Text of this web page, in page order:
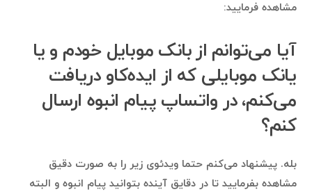
مشاهده فرمایید:
آیا می‌توانم از بانک موبایل خودم و یا
یانک موبایلی که از ایده‌کاو دریافت
می‌کنم، در واتساپ پیام انبوه ارسال
کنم؟
بله. پیشنهاد می‌کنم حتما ویدئوی زیر را به صورت دقیق
مشاهده بفرمایید تا در دقایق آینده بتوانید پیام انبوه و البته